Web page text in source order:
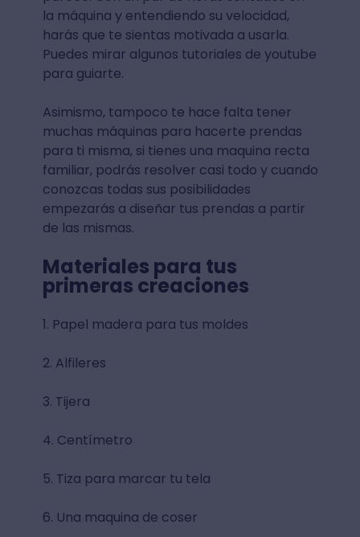
la máquina y entendiendo su velocidad,
harás que te sientas motivada a usarla.
Puedes mirar algunos tutoriales de youtube
para guiarte.
Asimismo, tampoco te hace falta tener
muchas máquinas para hacerte prendas
para ti misma, si tienes una maquina recta
familiar, podrás resolver casi todo y cuando
conozcas todas sus posibilidades
empezarás a diseñar tus prendas a partir
de las mismas.
Materiales para tus
primeras creaciones
1. Papel madera para tus moldes
2. Alfileres
3. Tijera
4. Centímetro
5. Tiza para marcar tu tela
6. Una maquina de coser